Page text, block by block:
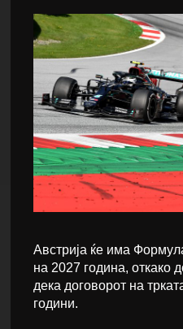
Австрија ќе има
на 2027 година, откако
дека договорот на
години.